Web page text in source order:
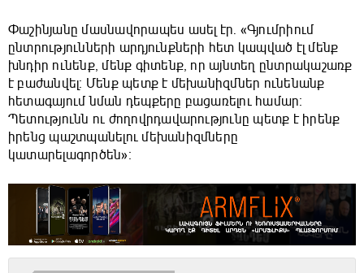
Փաշինյանը մասնավորապես ասել էր. «Գյումրիում
ընտրությունների արդյունքների հետ կապված էլ մենք
խնդիր ունենք, մենք գիտենք, որ այնտեղ ընտրակաշառք
է բաժանվել։ Մենք պետք է մեխանիզմներ ունենանք
հետագայում նման դեպքերը բացառելու համար։
Պետությունն ու ժողովրդավարությունը պետք է իրենք
իրենց պաշտպանելու մեխանիզմները
կատարելագործեն»։